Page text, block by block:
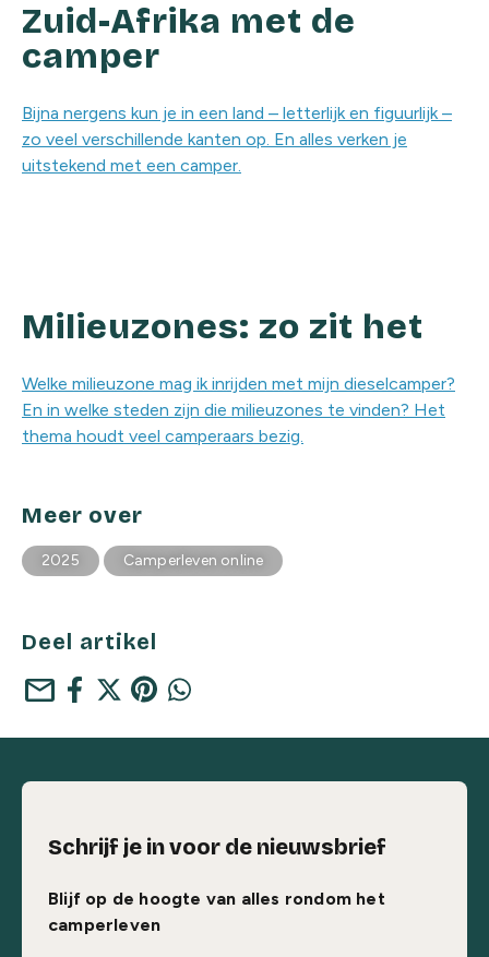
Zuid-Afrika met de
camper
Bijna nergens kun je in een land – letterlijk en figuurlijk –
zo veel verschillende kanten op. En alles verken je
uitstekend met een camper.
Milieuzones: zo zit het
Welke milieuzone mag ik inrijden met mijn dieselcamper?
En in welke steden zijn die milieuzones te vinden? Het
thema houdt veel camperaars bezig.
Meer over
2025 Camperleven online
Deel artikel
mail
Schrijf je in voor de nieuwsbrief
Blijf op de hoogte van alles rondom het
camperleven